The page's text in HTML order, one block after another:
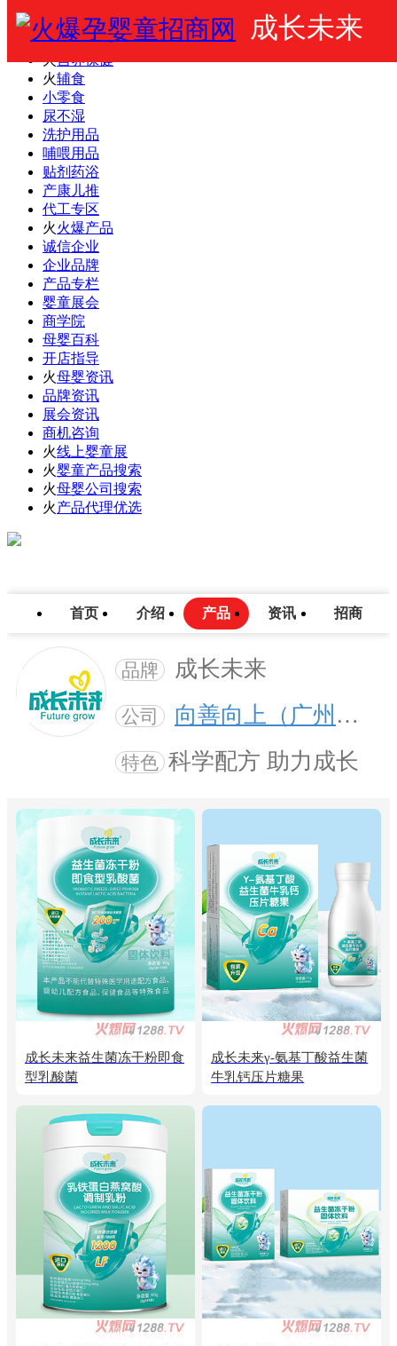
成长未来
火爆婴童网
婴幼儿奶粉
火营养保健
火辅食
小零食
尿不湿
洗护用品
哺喂用品
贴剂药浴
产康儿推
代工专区
火火爆产品
诚信企业
企业品牌
产品专栏
婴童展会
商学院
母婴百科
开店指导
火母婴资讯
品牌资讯
展会资讯
商机咨询
火线上婴童展
火婴童产品搜索
火母婴公司搜索
火产品代理优选
首页 介绍 产品 资讯 招商
品牌 成长未来
公司 向善向上（广州）大健康科技有限公司
特色 科学配方 助力成长
成长未来益生菌冻干粉即食
型乳酸菌
成长未来γ-氨基丁酸益生菌
牛乳钙压片糖果